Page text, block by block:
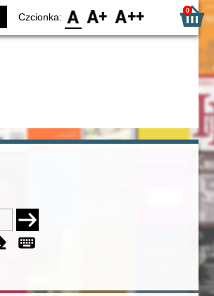
Czcionka: F0 F1 F2 0